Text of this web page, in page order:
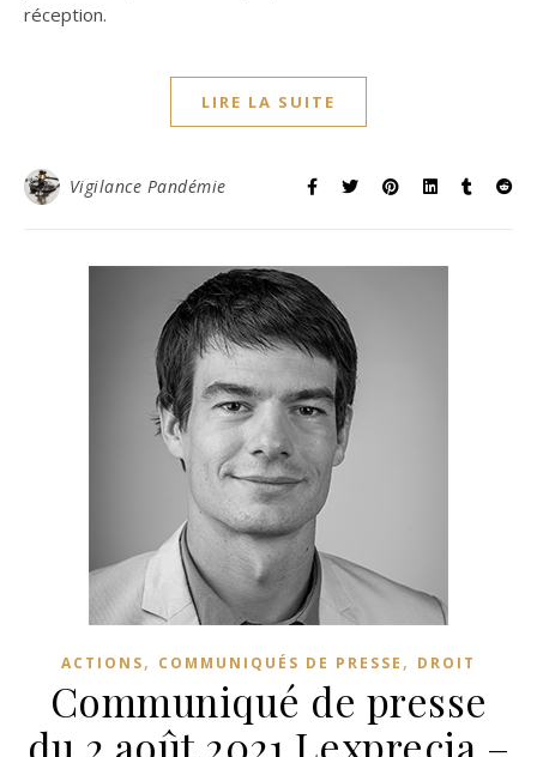
réception.
LIRE LA SUITE
Vigilance Pandémie
ACTIONS, COMMUNIQUÉS DE PRESSE , DROIT
Communiqué de presse
du 2 août 2021 Lexprecia –